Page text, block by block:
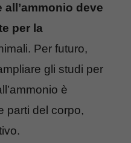
deve
per la
Per futuro,
gli studi per
è
parti del corpo,